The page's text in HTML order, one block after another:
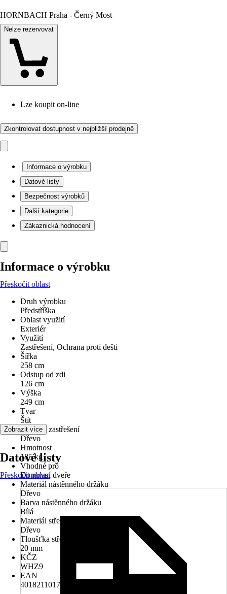
HORNBACH Praha - Černý Most
Nelze rezervovat
Lze koupit on-line
Zkontrolovat dostupnost v nejbližší prodejně
Informace o výrobku
Datové listy
Bezpečnost výrobků
Další kategorie
Zákaznická hodnocení
Informace o výrobku
Přeskočit oblast
Druh výrobku
Předstříška
Oblast využití
Exteriér
Využití
Zastřešení, Ochrana proti dešti
Šířka
258 cm
Odstup od zdi
126 cm
Výška
249 cm
Tvar
Štít
Materiál zastřešení
Dřevo
Hmotnost
185 kg
Vhodné pro
Domovní dveře
Materiál nástěnného držáku
Dřevo
Barva nástěnného držáku
Bílá
Materiál střechy
Dřevo
Tloušťka střechy
20 mm
KČZ
WHZ9
EAN
4018211017393
Zobrazit více
Datové listy
Přeskočit oblast